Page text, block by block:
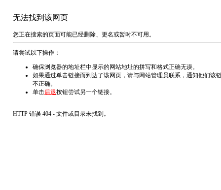
无法找到该网页
您正在搜索的页面可能已经删除、更名或暂时不可用。
请尝试以下操作：
确保浏览器的地址栏中显示的网站地址的拼写和格式正确无误。
如果通过单击链接而到达了该网页，请与网站管理员联系，通知他们该
不正确。
单击后退按钮尝试另一个链接。
HTTP 错误 404 - 文件或目录未找到。